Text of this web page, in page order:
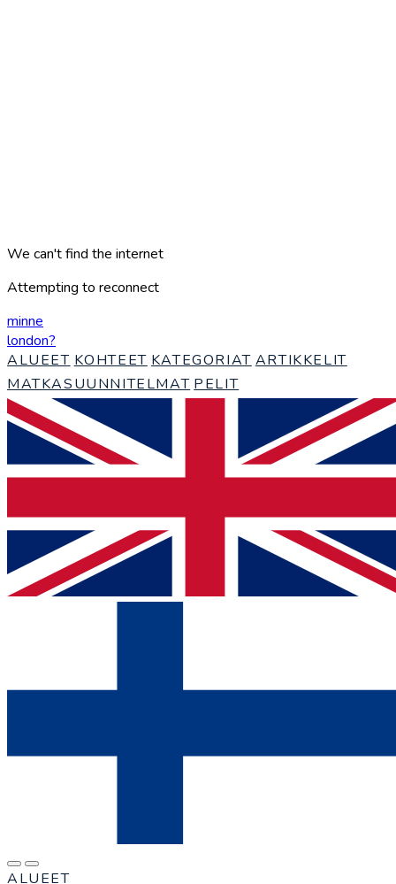
We can't find the internet
Attempting to reconnect
minne
london?
ALUEET KOHTEET KATEGORIAT ARTIKKELIT
MATKASUUNNITELMAT PELIT
ALUEET